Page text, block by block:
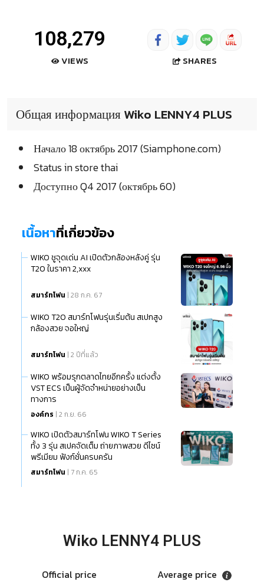
108,279
VIEWS SHARES
Общая информация Wiko LENNY4 PLUS
Начало 18 октябрь 2017 (Siamphone.com)
Status in store thai
Доступно Q4 2017 (октябрь 60)
เนื้อหาที่เกี่ยวข้อง
WIKO ชูจุดเด่น AI เปิดตัวกล้องหลังคู่ รุ่น
T20 ในราคา 2,xxx
สมาร์ทโฟน | 28 ก.ค. 67
WIKO T20 สมาร์ทโฟนรุ่นเริ่มต้น สเปกสูง
กล้องสวย จอใหญ่
สมาร์ทโฟน | 2 ปีที่แล้ว
WIKO พร้อมรุกตลาดไทยอีกครั้ง แต่งตั้ง
VST ECS เป็นผู้จัดจำหน่ายอย่างเป็น
ทางการ
องค์กร | 2 ก.ย. 66
WIKO เปิดตัวสมาร์ทโฟน WIKO T Series
ทั้ง 3 รุ่น สเปคจัดเต็ม ถ่ายภาพสวย ดีไซน์
พรีเมียม ฟังก์ชั่นครบครัน
สมาร์ทโฟน | 7 ก.ค. 65
Wiko LENNY4 PLUS
Official price Average price